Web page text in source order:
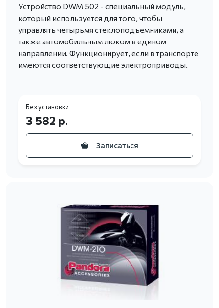
Устройство DWM 502 - специальный модуль,
который используется для того, чтобы
управлять четырьмя стеклоподъемниками, а
также автомобильным люком в едином
направлении. Функционирует, если в транспорте
имеются соответствующие электроприводы.
Без установки
3 582 р.
Записаться